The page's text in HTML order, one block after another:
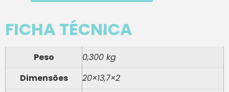
FICHA TÉCNICA
Peso
0,300 kg
Dimensões
20×13,7×2